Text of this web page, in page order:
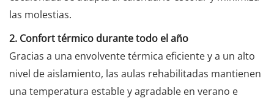
las molestias.
2. Confort térmico durante todo el año
Gracias a una envolvente térmica eficiente y a un alto
nivel de aislamiento, las aulas rehabilitadas mantienen
una temperatura estable y agradable en verano e